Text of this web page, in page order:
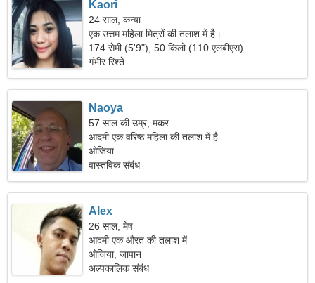
Kaori
24 साल, कन्या
एक उत्तम महिला मित्रों की तलाश में है।
174 सेमी (5'9"), 50 किलो (110 एलबीएस)
गंभीर रिश्ते
Naoya
57 साल की उम्र, मकर
आदमी एक वरिष्ठ महिला की तलाश में है
ओजिया
वास्तविक संबंध
Alex
26 साल, मेष
आदमी एक औरत की तलाश में
ओजिया, जापान
अल्पकालिक संबंध